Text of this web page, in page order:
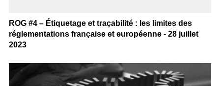
ROG #4 – Étiquetage et traçabilité : les limites des
réglementations française et européenne - 28 juillet
2023